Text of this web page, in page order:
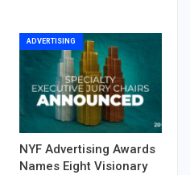
ADVERTISING
NYF Advertising Awards
Names Eight Visionary